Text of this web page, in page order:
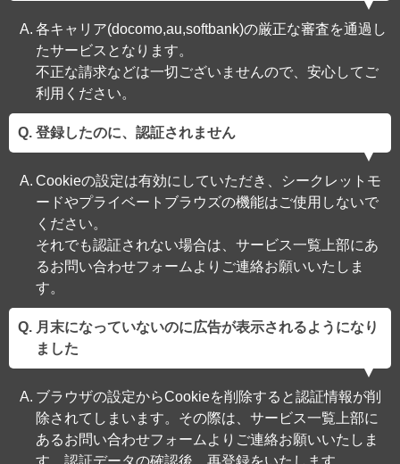
各キャリア(docomo,au,softbank)の厳正な審査を通過し
たサービスとなります。
不正な請求などは一切ございませんので、安心してご
利用ください。
登録したのに、認証されません
Cookieの設定は有効にしていただき、シークレットモ
ードやプライベートブラウズの機能はご使用しないで
ください。
それでも認証されない場合は、サービス一覧上部にあ
るお問い合わせフォームよりご連絡お願いいたしま
す。
月末になっていないのに広告が表示されるようになり
ました
ブラウザの設定からCookieを削除すると認証情報が削
除されてしまいます。その際は、サービス一覧上部に
あるお問い合わせフォームよりご連絡お願いいたしま